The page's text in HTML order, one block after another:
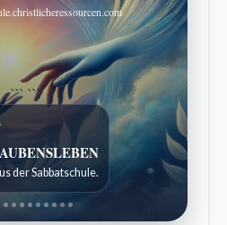
```
Staunen
bis 12 Jahre.
```